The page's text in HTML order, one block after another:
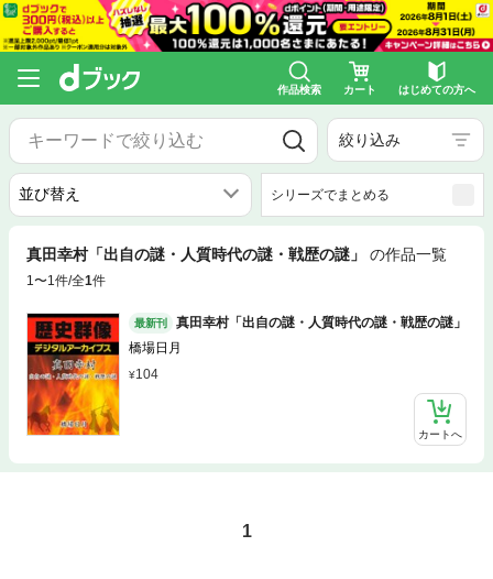
作品検索 カート はじめての方へ
絞り込み
シリーズでまとめる
真田幸村「出自の謎・人質時代の謎・戦歴の謎」 の作品一覧
1〜1件/全1件
最新刊
真田幸村「出自の謎・人質時代の謎・戦歴の謎」
橋場日月
104
カートへ
1